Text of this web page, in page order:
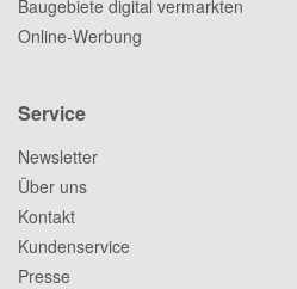
Baugebiete digital vermarkten
Online-Werbung
Service
Newsletter
Über uns
Kontakt
Kundenservice
Presse